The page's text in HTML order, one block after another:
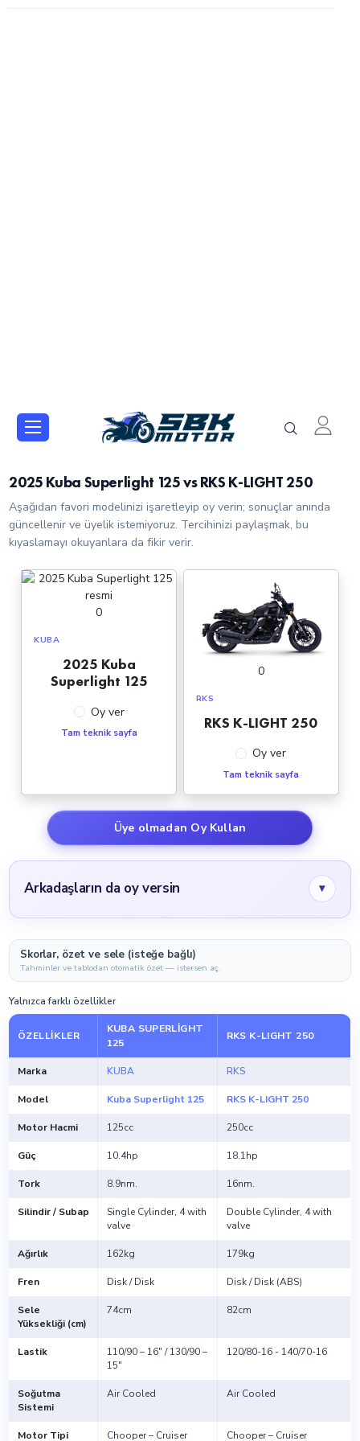
2025 Kuba Superlight 125 vs RKS K-LIGHT 250
Aşağıdan favori modelinizi işaretleyip oy verin; sonuçlar anında
güncellenir ve üyelik istemiyoruz. Tercihinizi paylaşmak, bu
kıyaslamayı okuyanlara da fikir verir.
0
KUBA
2025 Kuba
Superlight 125
Oy ver
Tam teknik sayfa
0
RKS
RKS K-LIGHT 250
Oy ver
Tam teknik sayfa
Üye olmadan Oy Kullan
Arkadaşların da oy versin ▾
Skorlar, özet ve sele (isteğe bağlı)
Tahminler ve tablodan otomatik özet — istersen aç.
Yalnızca farklı özellikler
ÖZELLIKLER
KUBA SUPERLIGHT
125
RKS K-LIGHT 250
Marka KUBA RKS
Model Kuba Superlight 125 RKS K-LIGHT 250
Motor Hacmi 125cc 250cc
Güç 10.4hp 18.1hp
Tork 8.9nm. 16nm.
Silindir / Subap
Single Cylinder, 4 with
valve
Double Cylinder, 4 with
valve
Ağırlık 162kg 179kg
Fren Disk / Disk Disk / Disk (ABS)
Sele
Yüksekliği (cm)
74cm 82cm
Lastik
110/90 – 16″ / 130/90 –
15″
120/80-16 - 140/70-16
Soğutma
Sistemi
Air Cooled Air Cooled
Motor Tipi Chooper – Cruiser Chooper – Cruiser